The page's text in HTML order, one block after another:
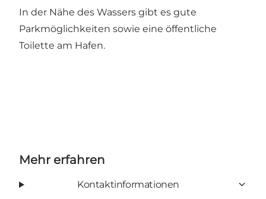
In der Nähe des Wassers gibt es gute
Parkmöglichkeiten sowie eine öffentliche
Toilette am Hafen.
Mehr erfahren
Kontaktinformationen